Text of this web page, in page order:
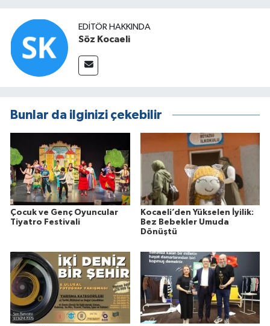
EDITÖR HAKKINDA
Söz Kocaeli
Bunlar da ilginizi çekebilir
Çocuk ve Genç Oyuncular
Tiyatro Festivali
Kocaeli’den Yükselen İyilik:
Bez Bebekler Umuda
Dönüştü